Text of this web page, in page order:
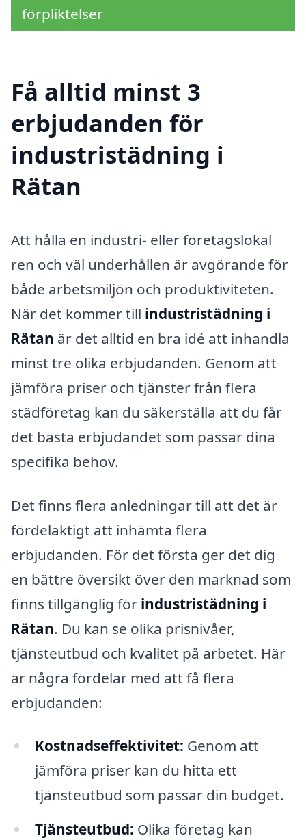
förpliktelser
Få alltid minst 3
erbjudanden för
industristädning i
Rätan
Att hålla en industri- eller företagslokal
ren och väl underhållen är avgörande för
både arbetsmiljön och produktiviteten.
När det kommer till industristädning i
Rätan är det alltid en bra idé att inhandla
minst tre olika erbjudanden. Genom att
jämföra priser och tjänster från flera
städföretag kan du säkerställa att du får
det bästa erbjudandet som passar dina
specifika behov.
Det finns flera anledningar till att det är
fördelaktigt att inhämta flera
erbjudanden. För det första ger det dig
en bättre översikt över den marknad som
finns tillgänglig för industristädning i
Rätan. Du kan se olika prisnivåer,
tjänsteutbud och kvalitet på arbetet. Här
är några fördelar med att få flera
erbjudanden:
Kostnadseffektivitet: Genom att
jämföra priser kan du hitta ett
tjänsteutbud som passar din budget.
Tjänsteutbud: Olika företag kan